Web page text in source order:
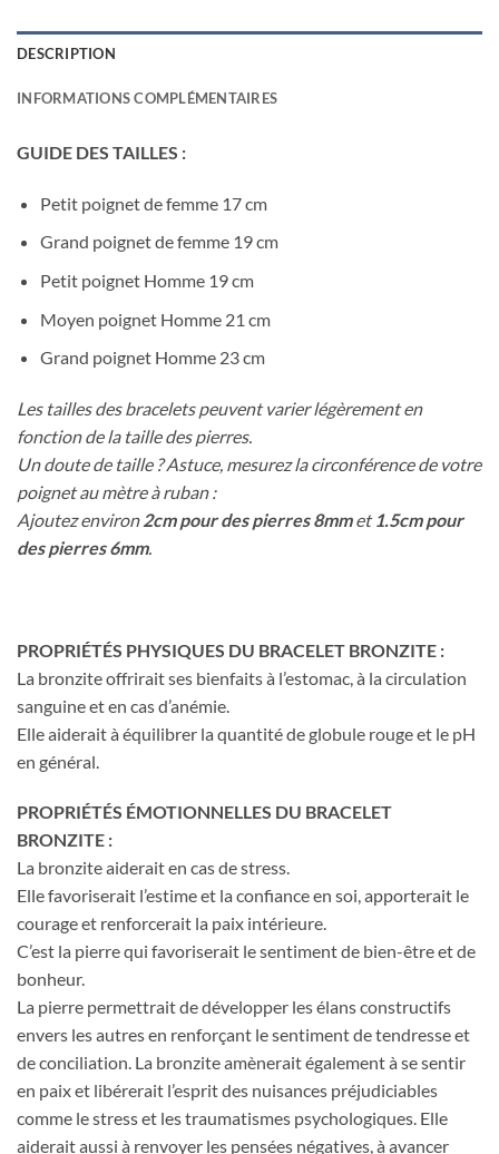
DESCRIPTION
INFORMATIONS COMPLÉMENTAIRES
GUIDE DES TAILLES :
Petit poignet de femme 17 cm
Grand poignet de femme 19 cm
Petit poignet Homme 19 cm
Moyen poignet Homme 21 cm
Grand poignet Homme 23 cm
Les tailles des bracelets peuvent varier légèrement en
fonction de la taille des pierres.
Un doute de taille ? Astuce, mesurez la circonférence de votre
poignet au mètre à ruban :
Ajoutez environ2cm pour des pierres 8mmet1.5cm pour
des pierres 6mm.
PROPRIÉTÉS PHYSIQUES DU BRACELET BRONZITE :
La bronzite offrirait ses bienfaits à l’estomac, à la circulation
sanguine et en cas d’anémie.
Elle aiderait à équilibrer la quantité de globule rouge et le pH
en général.
PROPRIÉTÉS ÉMOTIONNELLES DU BRACELET
BRONZITE :
La bronzite aiderait en cas de stress.
Elle favoriserait l’estime et la confiance en soi, apporterait le
courage et renforcerait la paix intérieure.
C’est la pierre qui favoriserait le sentiment de bien-être et de
bonheur.
La pierre permettrait de développer les élans constructifs
envers les autres en renforçant le sentiment de tendresse et
de conciliation. La bronzite amènerait également à se sentir
en paix et libérerait l’esprit des nuisances préjudiciables
comme le stress et les traumatismes psychologiques. Elle
aiderait aussi à renvoyer les pensées négatives, à avancer